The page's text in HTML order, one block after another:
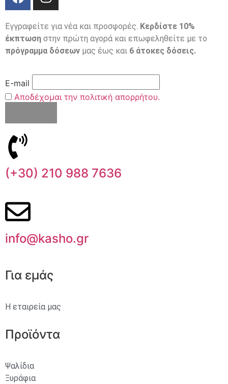
Εγγραφείτε για νέα και προσφορές. Κερδίστε 10%
έκπτωση στην πρώτη αγορά και επωφεληθείτε με το
πρόγραμμα δόσεων μας έως και 6 άτοκες δόσεις.
E-mail
Αποδέχομαι την πολιτική απορρήτου.
(+30) 210 988 7636
info@kasho.gr
Για εμάς
Η εταιρεία μας
Προϊόντα
Ψαλίδια
Ξυράφια